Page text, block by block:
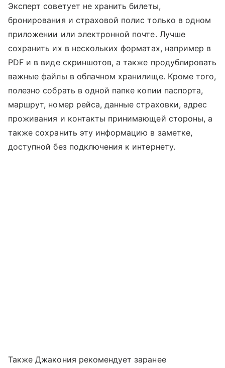
Эксперт советует не хранить билеты,
бронирования и страховой полис только в одном
приложении или электронной почте. Лучше
сохранить их в нескольких форматах, например в
PDF и в виде скриншотов, а также продублировать
важные файлы в облачном хранилище. Кроме того,
полезно собрать в одной папке копии паспорта,
маршрут, номер рейса, данные страховки, адрес
проживания и контакты принимающей стороны, а
также сохранить эту информацию в заметке,
доступной без подключения к интернету.
Также Джакония рекомендует заранее